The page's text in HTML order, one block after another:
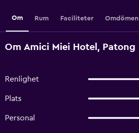
Om Rum Faciliteter Omdömen
Om Amici Miei Hotel, Patong
Renlighet
Plats
Personal